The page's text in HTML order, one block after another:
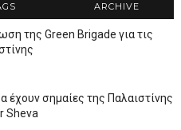
ARCHIVE
της Green Brigade για τις
έχουν σημαίες της Παλαιστίνης
Sheva